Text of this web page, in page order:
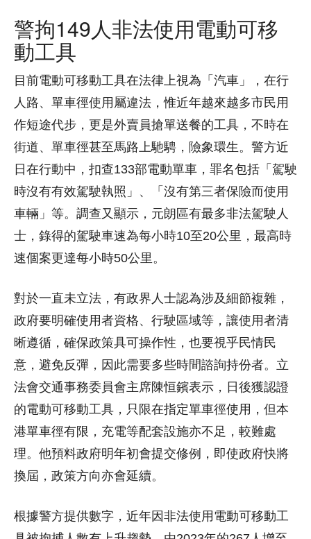
警拘149人非法使用電動可移
動工具
目前電動可移動工具在法律上視為「汽車」，在行
人路、單車徑使用屬違法，惟近年越來越多市民用
作短途代步，更是外賣員搶單送餐的工具，不時在
街道、單車徑甚至馬路上馳騁，險象環生。警方近
日在行動中，扣查133部電動單車，罪名包括「駕駛
時沒有有效駕駛執照」、「沒有第三者保險而使用
車輛」等。調查又顯示，元朗區有最多非法駕駛人
士，錄得的駕駛車速為每小時10至20公里，最高時
速個案更達每小時50公里。
對於一直未立法，有政界人士認為涉及細節複雜，
政府要明確使用者資格、行駛區域等，讓使用者清
晰遵循，確保政策具可操作性，也要視乎民情民
意，避免反彈，因此需要多些時間諮詢持份者。立
法會交通事務委員會主席陳恒鑌表示，日後獲認證
的電動可移動工具，只限在指定單車徑使用，但本
港單車徑有限，充電等配套設施亦不足，較難處
理。他預料政府明年初會提交修例，即使政府快將
換屆，政策方向亦會延續。
根據警方提供數字，近年因非法使用電動可移動工